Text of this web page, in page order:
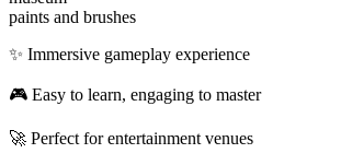
paints and brushes
✨ Immersive gameplay experience
🎮 Easy to learn, engaging to master
🚀 Perfect for entertainment venues